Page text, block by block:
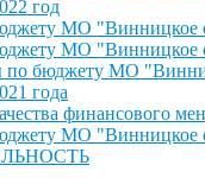
год
МО "Винницкое
МО "Винницкое
бюджету МО
года
финансового
МО "Винницкое